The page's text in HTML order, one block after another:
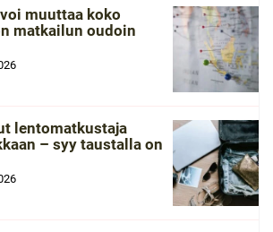
muuttaa koko
matkailun oudoin
lentomatkustaja
– syy taustalla on